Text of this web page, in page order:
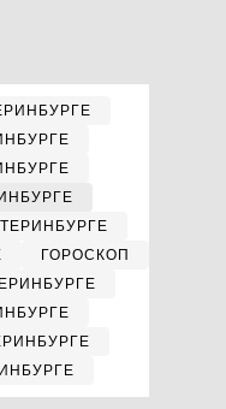
ГОРОСКОП